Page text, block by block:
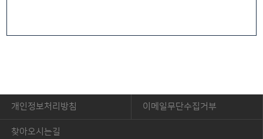
개인정보처리방침 이메일무단수집거부
찾아오시는길